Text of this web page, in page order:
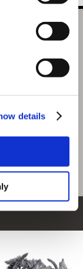
details
ズモデル 滅尽
22,000円(税込)